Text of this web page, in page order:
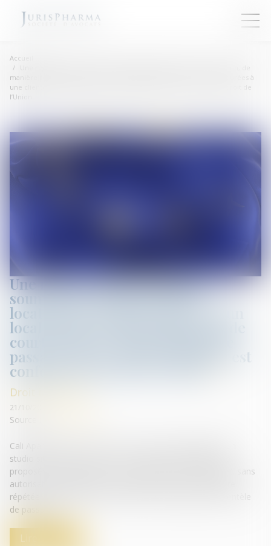
Accueil
Une réglementation nationale soumettant à autorisation la location, de
manière répétée, d’un local destiné à l’habitation pour de courtes durées à
une clientèle de passage qui n’y élit pas domicile est conforme au droit de
l’Union
Une réglementation nationale
soumettant à autorisation la
location, de manière répétée, d’un
local destiné à l’habitation pour de
courtes durées à une clientèle de
passage qui n’y élit pas domicile est
conforme au droit de l’Union
Droit immobilier
21/10/2020
Source :
Cali Apartments SCI et HX sont, chacun, propriétaires d’un
studio situé à Paris (France). Ces studios, qui avaient été
proposés à la location sur un site Internet, ont fait l’objet, sans
autorisation préalable des autorités locales et de manière
répétée, de locations de courte durée à l’usage d’une clientèle
de passage...
Lire la suite